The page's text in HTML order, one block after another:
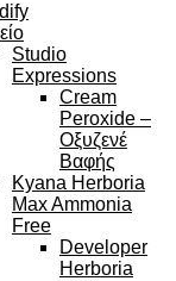
Studio
Expressions
Cream
Peroxide –
Οξυζενέ
Βαφής
Kyana Herboria
Max Ammonia
Free
Developer
Herboria